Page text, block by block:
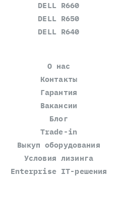
DELL R660
DELL R650
DELL R640
О нас
Контакты
Гарантия
Вакансии
Блог
Trade-in
Выкуп оборудования
Условия лизинга
Enterprise IT-решения